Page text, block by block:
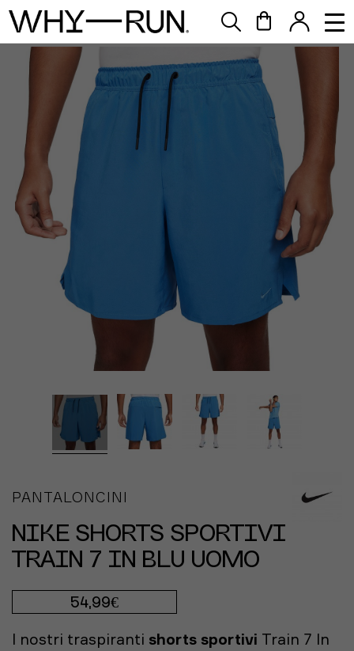
PANTALONCINI
NIKE SHORTS SPORTIVI
TRAIN 7 IN BLU UOMO
54,99€
I nostri traspiranti shorts sportivi Train 7 In